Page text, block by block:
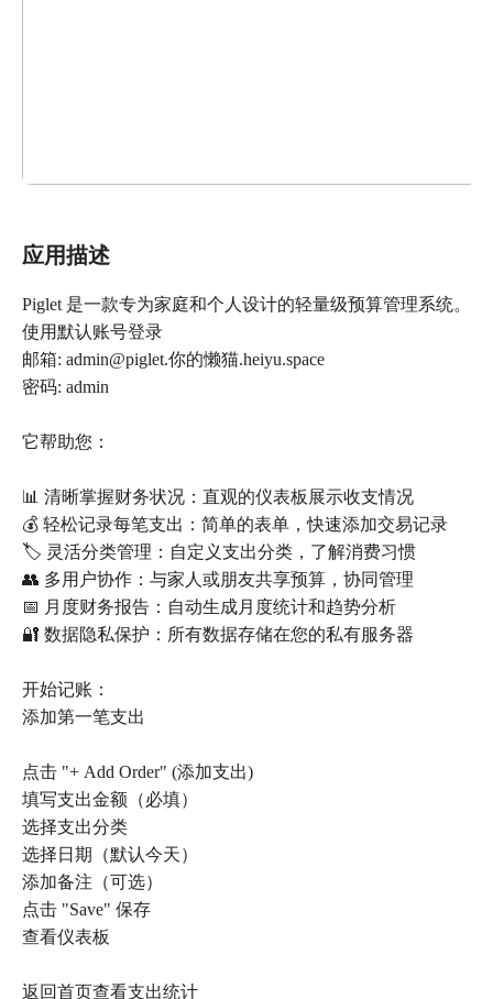
应用描述
Piglet 是一款专为家庭和个人设计的轻量级预算管理系统。
使用默认账号登录
邮箱: admin@piglet.你的懒猫.heiyu.space
密码: admin
它帮助您：
📊 清晰掌握财务状况：直观的仪表板展示收支情况
💰 轻松记录每笔支出：简单的表单，快速添加交易记录
🏷️ 灵活分类管理：自定义支出分类，了解消费习惯
👥 多用户协作：与家人或朋友共享预算，协同管理
📅 月度财务报告：自动生成月度统计和趋势分析
🔐 数据隐私保护：所有数据存储在您的私有服务器
开始记账：
添加第一笔支出
点击 "+ Add Order" (添加支出)
填写支出金额（必填）
选择支出分类
选择日期（默认今天）
添加备注（可选）
点击 "Save" 保存
查看仪表板
返回首页查看支出统计